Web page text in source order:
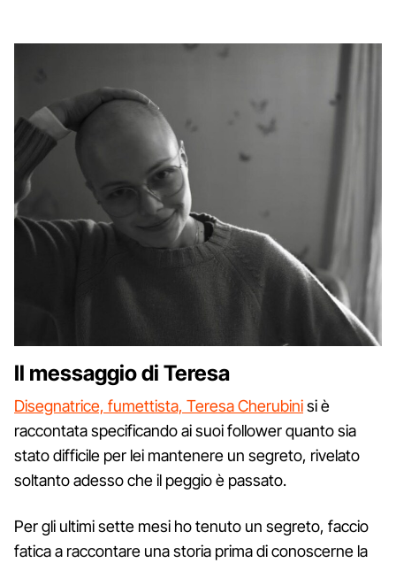
Il messaggio di Teresa
Disegnatrice, fumettista, Teresa Cherubinisi è
raccontata specificando ai suoi follower quanto sia
stato difficile per lei mantenere un segreto, rivelato
soltanto adesso che il peggio è passato.
Per gli ultimi sette mesi ho tenuto un segreto, faccio
fatica a raccontare una storia prima di conoscerne la